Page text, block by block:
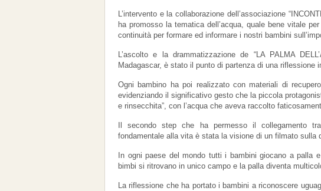
L’intervento e la collaborazione dell’associazione
ha promosso la tematica dell’acqua, quale bene vitale
continuità per formare ed informare i nostri bambini
L’ascolto e la drammatizzazione de “LA PALMA
Madagascar, è stato il punto di partenza di una riflessione
Ogni bambino ha poi realizzato con materiali di
evidenziando il significativo gesto che la piccola
e rinsecchita”, con l’acqua che aveva raccolto
Il secondo step che ha permesso il collegamento
fondamentale alla vita è stata la visione di un filmato sulla
In ogni paese del mondo tutti i bambini giocano a palla
bimbi si ritrovano in unico campo e la palla diventa
La riflessione che ha portato i bambini a riconoscere